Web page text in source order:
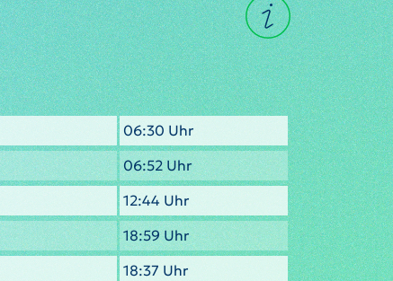
06:30 Uhr
06:52 Uhr
12:44 Uhr
18:59 Uhr
18:37 Uhr